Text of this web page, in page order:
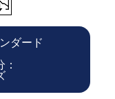
ダード